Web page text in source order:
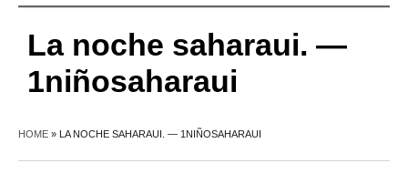
La noche saharaui. —
1niñosaharaui
HOME » LA NOCHE SAHARAUI. — 1NIÑOSAHARAUI